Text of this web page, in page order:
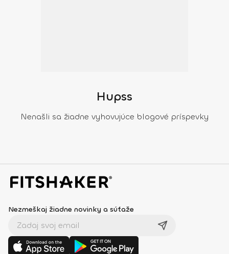
Hupss
Nenašli sa žiadne vyhovujúce blogové príspevky
Nezmeškaj žiadne novinky a súťaže